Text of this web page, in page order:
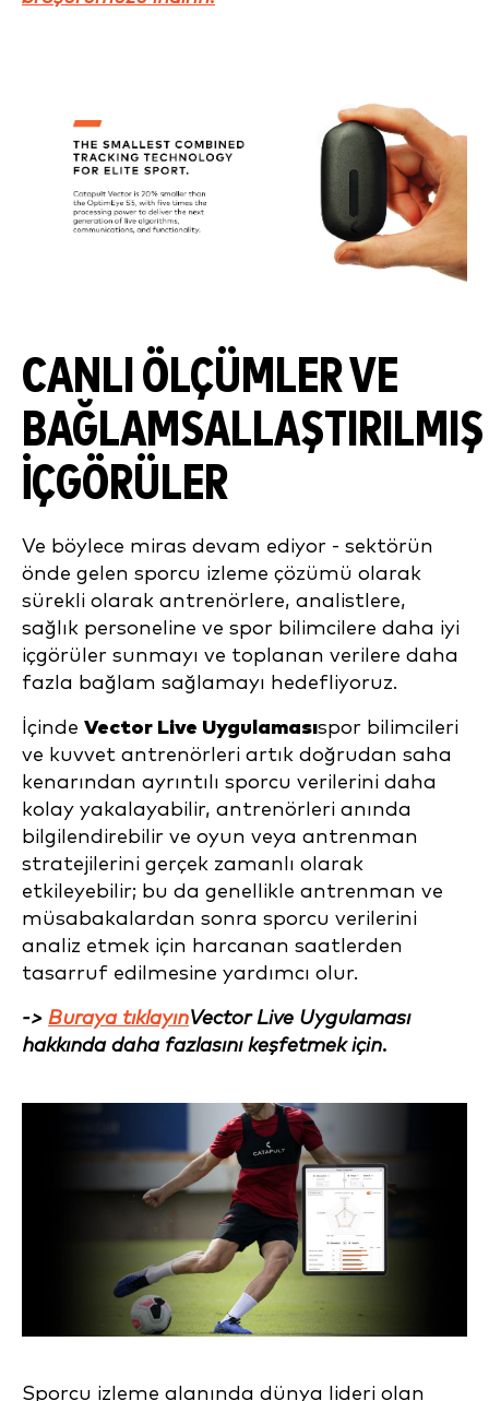
CANLI ÖLÇÜMLER VE
BAĞLAMSALLAŞTIRILMIŞ
IÇGÖRÜLER
Ve böylece miras devam ediyor - sektörün
önde gelen sporcu izleme çözümü olarak
sürekli olarak antrenörlere, analistlere,
sağlık personeline ve spor bilimcilere daha iyi
içgörüler sunmayı ve toplanan verilere daha
fazla bağlam sağlamayı hedefliyoruz.
İçinde Vector Live Uygulamasıspor bilimcileri
ve kuvvet antrenörleri artık doğrudan saha
kenarından ayrıntılı sporcu verilerini daha
kolay yakalayabilir, antrenörleri anında
bilgilendirebilir ve oyun veya antrenman
stratejilerini gerçek zamanlı olarak
etkileyebilir; bu da genellikle antrenman ve
müsabakalardan sonra sporcu verilerini
analiz etmek için harcanan saatlerden
tasarruf edilmesine yardımcı olur.
-> Buraya tıklayınVector Live Uygulaması
hakkında daha fazlasını keşfetmek için.
Sporcu izleme alanında dünya lideri olan